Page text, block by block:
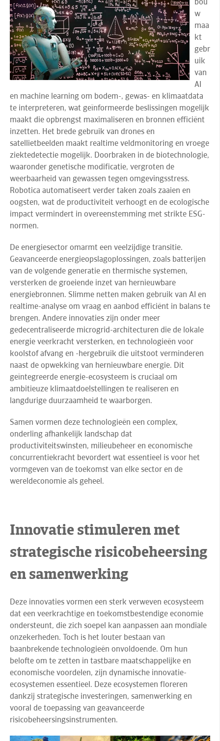
w
maa
kt
gebr
uik
van
AI
en machine learning om bodem-, gewas- en klimaatdata
te interpreteren, wat geïnformeerde beslissingen mogelijk
maakt die opbrengst maximaliseren en bronnen efficiënt
inzetten. Het brede gebruik van drones en
satellietbeelden maakt realtime veldmonitoring en vroege
ziektedetectie mogelijk. Doorbraken in de biotechnologie,
waaronder genetische modificatie, vergroten de
weerbaarheid van gewassen tegen omgevingsstress.
Robotica automatiseert verder taken zoals zaaien en
oogsten, wat de productiviteit verhoogt en de ecologische
impact vermindert in overeenstemming met strikte ESG-
normen.
De energiesector omarmt een veelzijdige transitie.
Geavanceerde energieopslagoplossingen, zoals batterijen
van de volgende generatie en thermische systemen,
versterken de groeiende inzet van hernieuwbare
energiebronnen. Slimme netten maken gebruik van AI en
realtime-analyse om vraag en aanbod efficiënt in balans te
brengen. Andere innovaties zijn onder meer
gedecentraliseerde microgrid-architecturen die de lokale
energie veerkracht versterken, en technologieën voor
koolstof afvang en -hergebruik die uitstoot verminderen
naast de opwekking van hernieuwbare energie. Dit
geïntegreerde energie-ecosysteem is cruciaal om
ambitieuze klimaatdoelstellingen te realiseren en
langdurige duurzaamheid te waarborgen.
Samen vormen deze technologieën een complex,
onderling afhankelijk landschap dat
productiviteitswinsten, milieubeheer en economische
concurrentiekracht bevordert wat essentieel is voor het
vormgeven van de toekomst van elke sector en de
wereldeconomie als geheel.
Innovatie stimuleren met
strategische risicobeheersing
en samenwerking
Deze innovaties vormen een sterk verweven ecosysteem
dat een veerkrachtige en toekomstbestendige economie
ondersteunt, die zich soepel kan aanpassen aan mondiale
onzekerheden. Toch is het louter bestaan van
baanbrekende technologieën onvoldoende. Om hun
belofte om te zetten in tastbare maatschappelijke en
economische voordelen, zijn dynamische innovatie-
ecosystemen essentieel. Deze ecosystemen floreren
dankzij strategische investeringen, samenwerking en
vooral de toepassing van geavanceerde
risicobeheersingsinstrumenten.